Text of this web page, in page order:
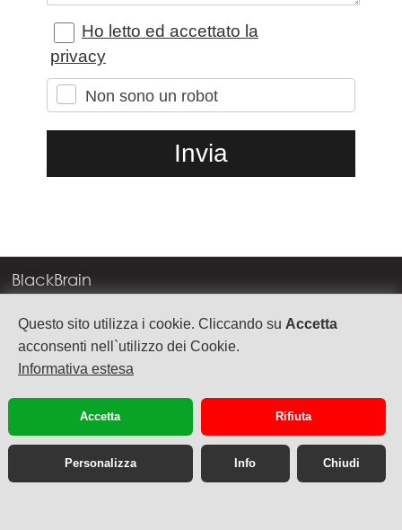
Questo sito utilizza i cookie. Cliccando su Accetta
acconsenti nell`utilizzo dei Cookie.
Informativa estesa
Accetta Rifiuta
Personalizza Info Chiudi
Ho letto ed accettato la
privacy
Non sono un robot
BlackBrain
Corso Milano, 83
37138 Verona
info@blackbrain.it
TEL. +39 045 575888
P.Iva 03992340236